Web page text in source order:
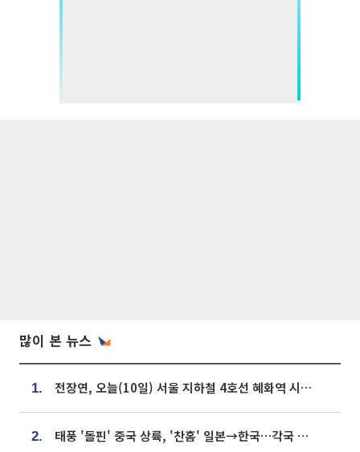
많이 본 뉴스
1. 전장연, 오늘(10일) 서울 지하철 4호선 혜화역 시위…1호선 용산역 무정차
2. 태풍 '돌핀' 중국 상륙, '찬홈' 일본→한국…각국 기상청 예상 경로는?